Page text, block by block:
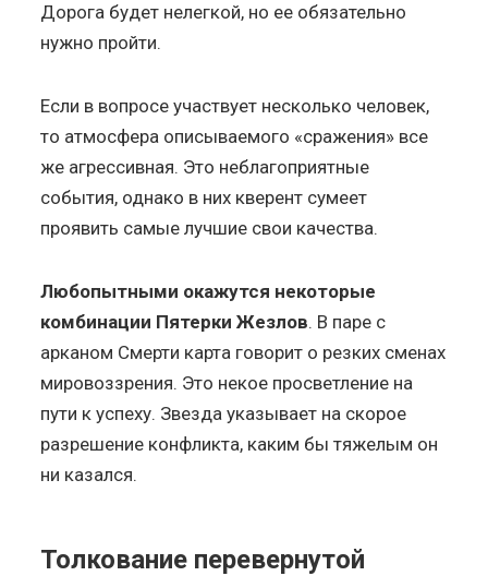
Дорога будет нелегкой, но ее обязательно
нужно пройти.
Если в вопросе участвует несколько человек,
то атмосфера описываемого «сражения» все
же агрессивная. Это неблагоприятные
события, однако в них кверент сумеет
проявить самые лучшие свои качества.
Любопытными окажутся некоторые
комбинации Пятерки Жезлов. В паре с
арканом Смерти карта говорит о резких сменах
мировоззрения. Это некое просветление на
пути к успеху. Звезда указывает на скорое
разрешение конфликта, каким бы тяжелым он
ни казался.
Толкование перевернутой